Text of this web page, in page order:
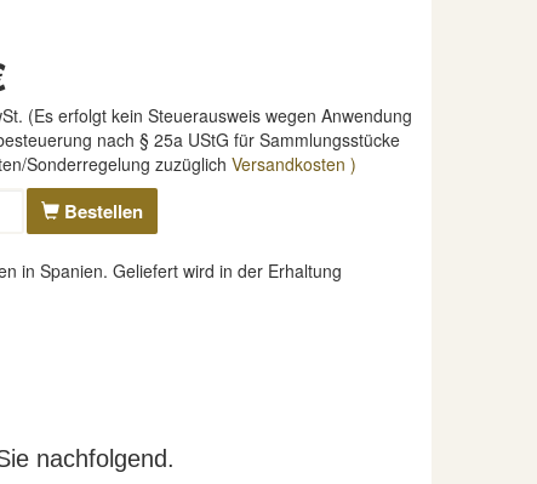
(Es erfolgt kein Steuerausweis wegen Anwendung
nach § 25a UStG für Sammlungsstücke
Sonderregelung zuzüglich Versandkosten )
Bestellen
in Spanien. Geliefert wird in der Erhaltung
nachfolgend.